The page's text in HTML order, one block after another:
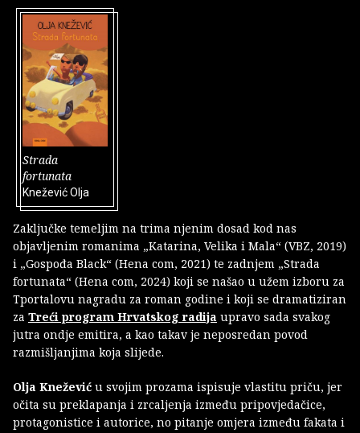
Strada
fortunata
Knežević Olja
Zaključke temeljim na trima njenim dosad kod nas
objavljenim romanima „Katarina, Velika i Mala“ (VBZ, 2019)
i „Gospođa Black“ (Hena com, 2021) te zadnjem „Strada
fortunata“ (Hena com, 2024) koji se našao u užem izboru za
Tportalovu nagradu za roman godine i koji se dramatiziran
za Treći program Hrvatskog radija upravo sada svakog
jutra ondje emitira, a kao takav je neposredan povod
razmišljanjima koja slijede.
Olja Knežević u svojim prozama ispisuje vlastitu priču, jer
očita su preklapanja i zrcaljenja između pripovjedačice,
protagonistice i autorice, no pitanje omjera između fakata i